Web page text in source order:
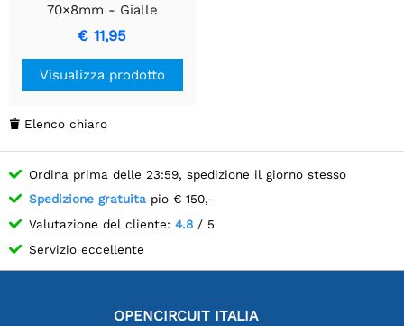
70×8mm - Gialle
€ 11,95
Visualizza prodotto
 Elenco chiaro
Ordina prima delle 23:59, spedizione il giorno stesso
Spedizione gratuita pio € 150,-
Valutazione del cliente: 4.8 / 5
Servizio eccellente
OPENCIRCUIT ITALIA